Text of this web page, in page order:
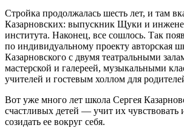
Стройка продолжалась шесть лет, и там
Казарновских: выпускник Щуки и
института. Наконец, все сошлось. Так
по индивидуальному проекту авторская
Казарновского с двумя театральными
мастерской и галереей, музыкальными
учителей и гостевым холлом для
Вот уже много лет школа Сергея
счастливых детей — учит их чувствовать
созидать ее вокруг себя.